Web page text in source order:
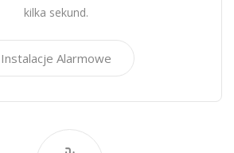
kilka sekund.
Instalacje Alarmowe